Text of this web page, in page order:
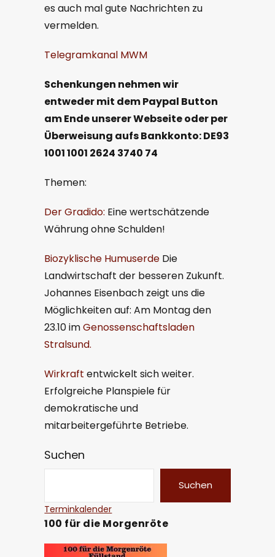
es auch mal gute Nachrichten zu
vermelden.
Telegramkanal MWM
Schenkungen nehmen wir
entwedermit demPaypal Button
am EndeunsererWebseite oder per
Überweisung aufs Bankkonto: DE93
1001 1001 2624 3740 74
Themen:
Der Gradido: Eine wertschätzende
Währung ohne Schulden!
Biozyklische Humuserde Die
Landwirtschaft der besseren Zukunft.
Johannes Eisenbach zeigt uns die
Möglichkeiten auf: Am Montag den
23.10 imGenossenschaftsladen
Stralsund.
Wirkraft entwickelt sich weiter.
Erfolgreiche Planspiele für
demokratische und
mitarbeitergeführte Betriebe.
Suchen
Suchen
Terminkalender
100 für die Morgenröte